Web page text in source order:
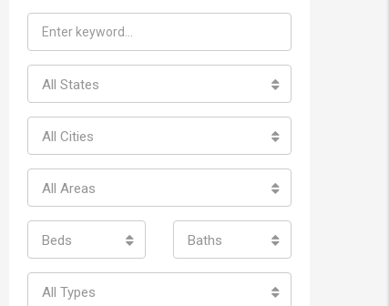
All States
All Cities
All Areas
Beds Baths
All Types